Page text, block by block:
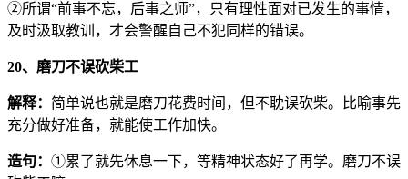
②所谓“前事不忘，后事之师”，只有理性面对已发生的事情，
及时汲取教训，才会警醒自己不犯同样的错误。
20、磨刀不误砍柴工
解释： 简单说也就是磨刀花费时间，但不耽误砍柴。比喻事先
充分做好准备，就能使工作加快。
造句： ①累了就先休息一下，等精神状态好了再学。磨刀不误